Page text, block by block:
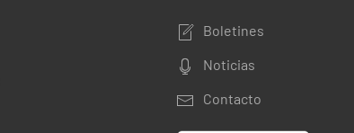
Boletines
Noticias
Contacto